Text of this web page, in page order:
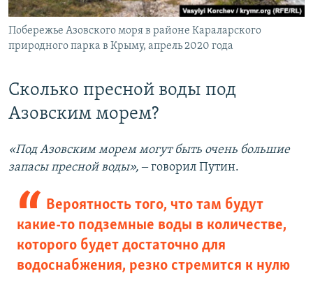
Побережье Азовского моря в районе Караларского
природного парка в Крыму, апрель 2020 года
Сколько пресной воды под
Азовским морем?
«Под Азовским морем могут быть очень большие
запасы пресной воды», ‒ говорил Путин.
Вероятность того, что там будут
какие-то подземные воды в количестве,
которого будет достаточно для
водоснабжения, резко стремится к нулю